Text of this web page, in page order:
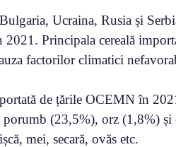
Ucraina, Rusia și
Principala cereală
factorilor climatici
de țările OCEMN în
(23,5%), orz (1,8%) și
mei, secară, ovăs etc.